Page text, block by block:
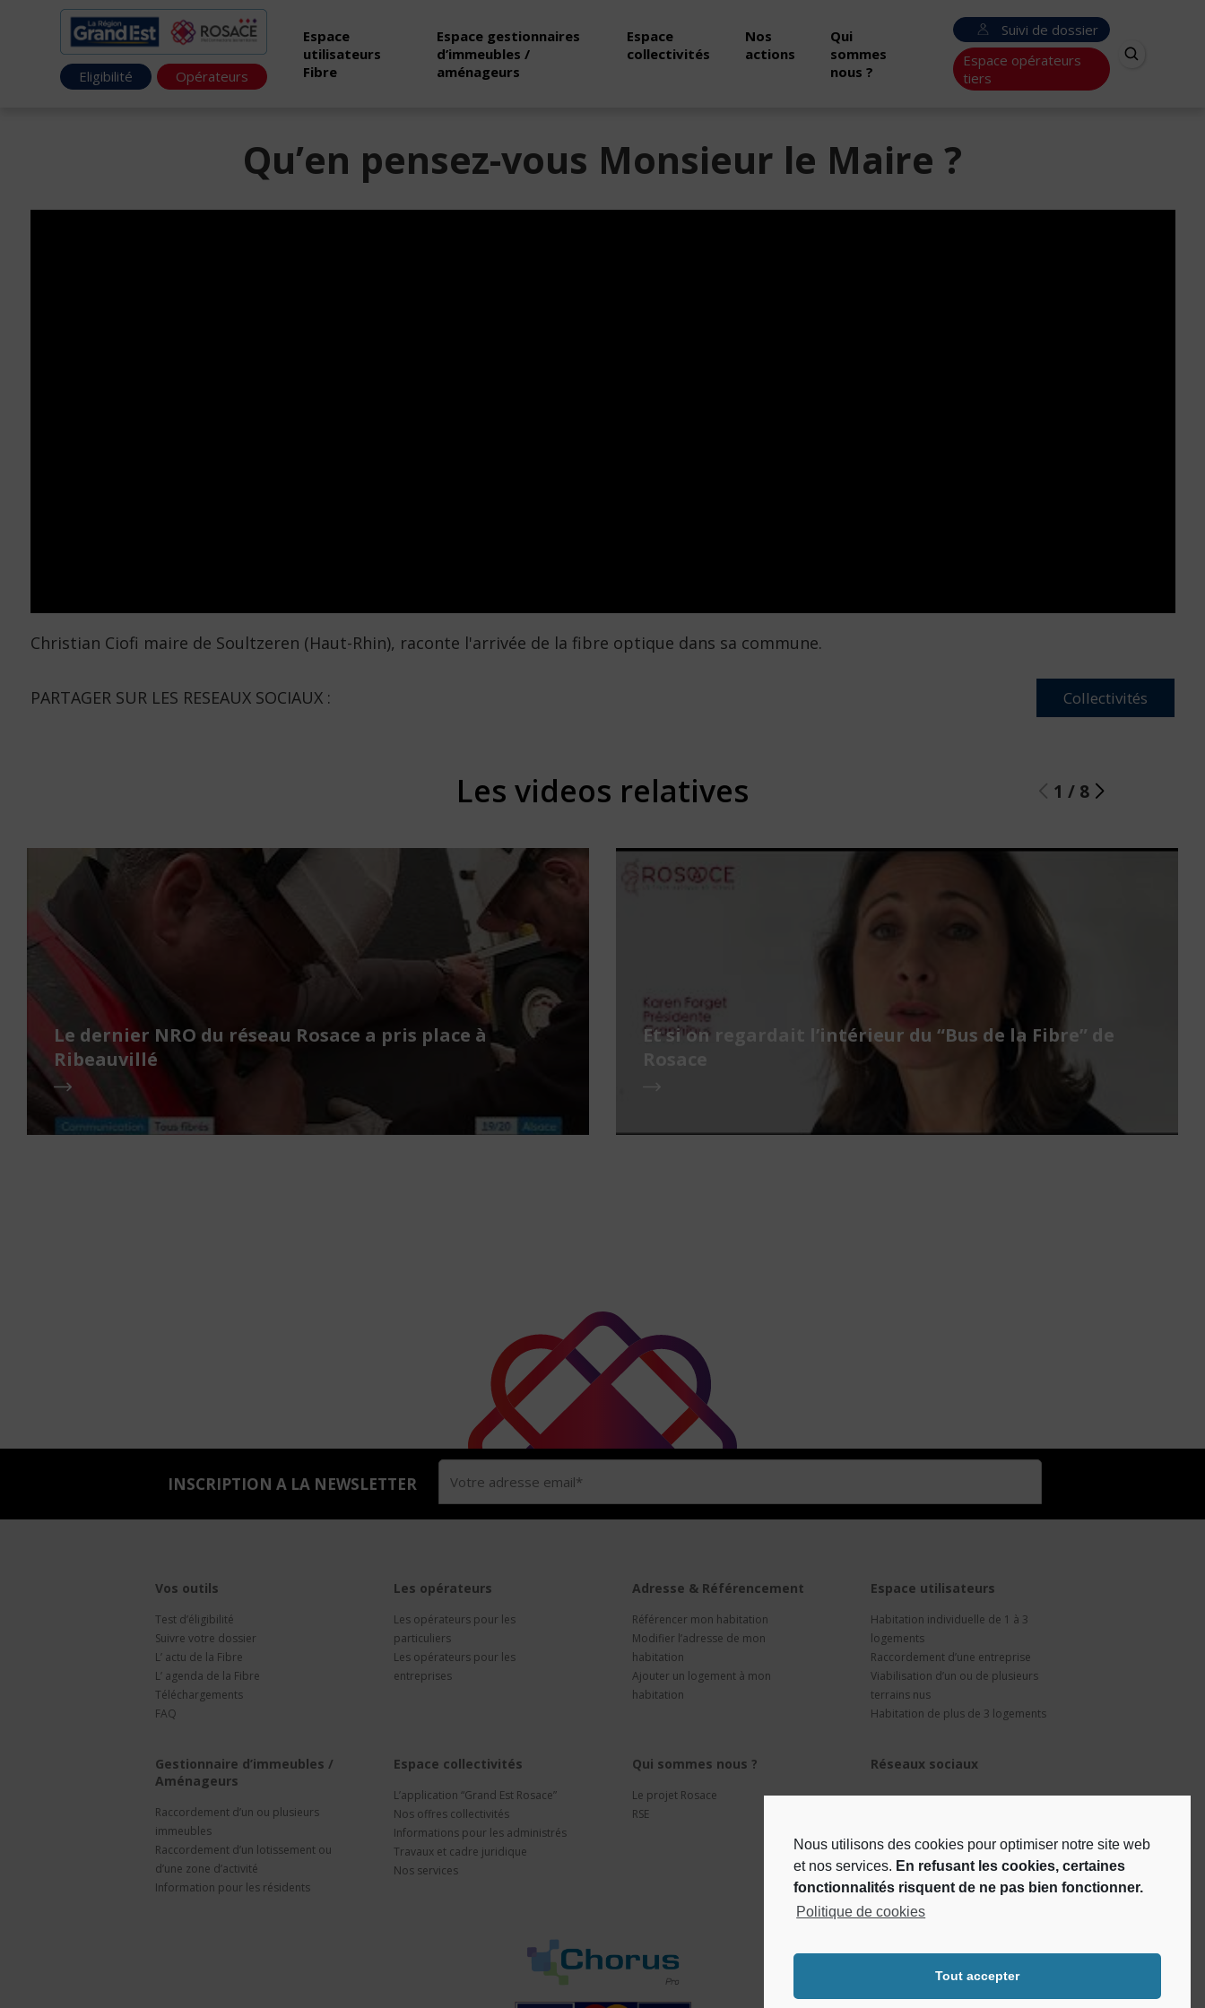
Nous utilisons des cookies pour optimiser notre site web
et nos services. En refusant les cookies, certaines
fonctionnalités risquent de ne pas bien fonctionner.
Politique de cookies
Tout accepter
Eligibilité Opérateurs
Espace
utilisateurs
Fibre
Espace gestionnaires
d’immeubles /
aménageurs
Espace
collectivités
Nos
actions
Qui
sommes
nous ?
Suivi de dossier
Espace opérateurs
tiers
Qu’en pensez-vous Monsieur le Maire ?
Christian Ciofi maire de Soultzeren (Haut-Rhin), raconte l'arrivée de la fibre optique dans sa commune.
PARTAGER SUR LES RESEAUX SOCIAUX : Collectivités
Les videos relatives 1 / 8
Le dernier NRO du réseau Rosace a pris place à
Ribeauvillé
Et si on regardait l’intérieur du “Bus de la Fibre” de
Rosace
INSCRIPTION A LA NEWSLETTER
Vos outils
Test d’éligibilité
Suivre votre dossier
L’ actu de la Fibre
L’ agenda de la Fibre
Téléchargements
FAQ
Les opérateurs
Les opérateurs pour les
particuliers
Les opérateurs pour les
entreprises
Adresse & Référencement
Référencer mon habitation
Modifier l’adresse de mon
habitation
Ajouter un logement à mon
habitation
Espace utilisateurs
Habitation individuelle de 1 à 3
logements
Raccordement d’une entreprise
Viabilisation d’un ou de plusieurs
terrains nus
Habitation de plus de 3 logements
Gestionnaire d’immeubles /
Aménageurs
Raccordement d’un ou plusieurs
immeubles
Raccordement d’un lotissement ou
d’une zone d’activité
Information pour les résidents
Espace collectivités
L’application “Grand Est Rosace”
Nos offres collectivités
Informations pour les administrés
Travaux et cadre juridique
Nos services
Qui sommes nous ?
Le projet Rosace
RSE
Réseaux sociaux